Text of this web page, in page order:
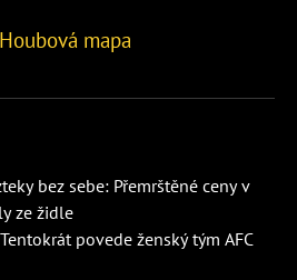
Houbová mapa
bez sebe: Přemrštěné ceny v
ze židle
povede ženský tým AFC